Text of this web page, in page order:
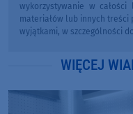
wykorzystywanie w
materiałów lub innych treści
wyjątkami, w szczególności
WIĘCEJ